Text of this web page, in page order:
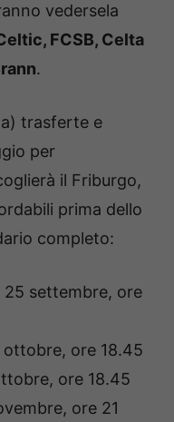
vedersela
FCSB, Celta
.
trasferte e
per
il Friburgo,
prima dello
completo:
settembre, ore
ore 18.45
ore 18.45
ore 21